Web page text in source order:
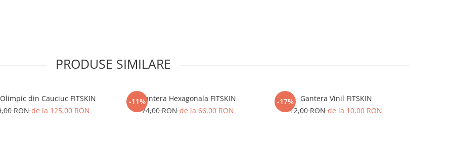
PRODUSE SIMILARE
din Cauciuc FITSKIN
RONde la 125,00 RON
-11%Gantera Hexagonala FITSKIN
74,00 RONde la 66,00 RON
-17%
Gantera Vinil FITSKIN
12,00 RONde la 10,00 RON